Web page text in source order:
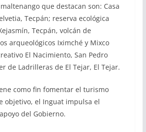
que destacan son: Casa
Tecpán; reserva ecológica
Tecpán, volcán de
arqueológicos Iximché y Mixco
El Nacimiento, San Pedro
de Ladrilleras de El Tejar, El Tejar.
como fin fomentar el turismo
objetivo, el Inguat impulsa el
del Gobierno.